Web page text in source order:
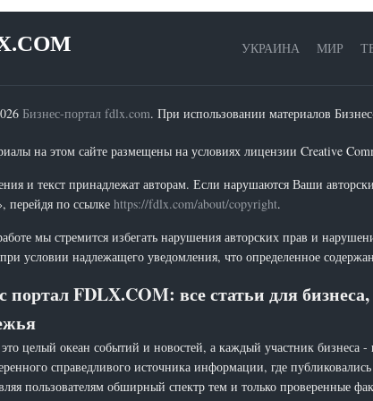
УКРАИНА МИР
Бизнес-портал fdlx.com. При использовании материалов
на этом сайте размещены на условиях лицензии Creative
и текст принадлежат авторам. Если нарушаются Ваши
перейдя по ссылке https://fdlx.com/about/copyright.
мы стремится избегать нарушения авторских прав и
условии надлежащего уведомления, что определенное
портал FDLX.COM: все статьи для
целый океан событий и новостей, а каждый участник бизнеса
справедливого источника информации, где
пользователям обширный спектр тем и только проверенные